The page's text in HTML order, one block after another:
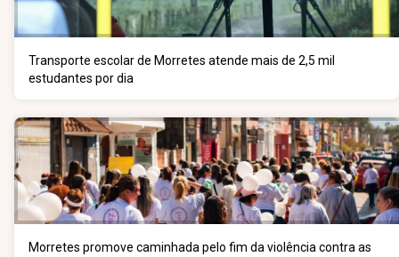
Transporte escolar de Morretes atende mais de 2,5 mil
estudantes por dia
Morretes promove caminhada pelo fim da violência contra as